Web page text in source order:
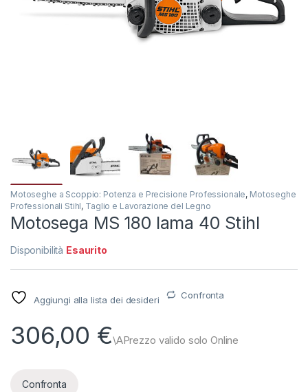
Motoseghe a Scoppio: Potenza e Precisione Professionale, Motoseghe
Professionali Stihl, Taglio e Lavorazione del Legno
Motosega MS 180 lama 40 Stihl
Disponibilità Esaurito
Aggiungi alla lista dei desideri Confronta
306,00 €
Confronta